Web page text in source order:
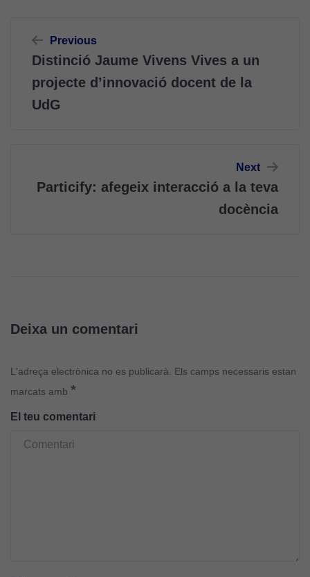
d'entrades
Previous
Distinció Jaume Vivens Vives a un
projecte d’innovació docent de la
UdG
Next
Particify: afegeix interacció a la teva
docència
Deixa un comentari
L'adreça electrònica no es publicarà.
Els camps necessaris estan
marcats amb *
El teu comentari